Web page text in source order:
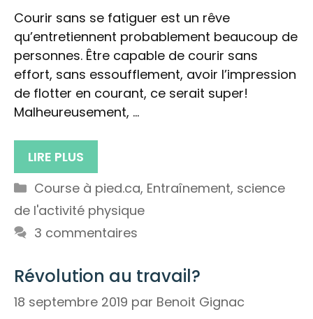
Courir sans se fatiguer est un rêve
qu’entretiennent probablement beaucoup de
personnes. Être capable de courir sans
effort, sans essoufflement, avoir l’impression
de flotter en courant, ce serait super!
Malheureusement, …
LIRE PLUS
Catégories
Course à pied.ca, Entraînement, science
de l'activité physique
3 commentaires
Révolution au travail?
18 septembre 2019 par Benoit Gignac